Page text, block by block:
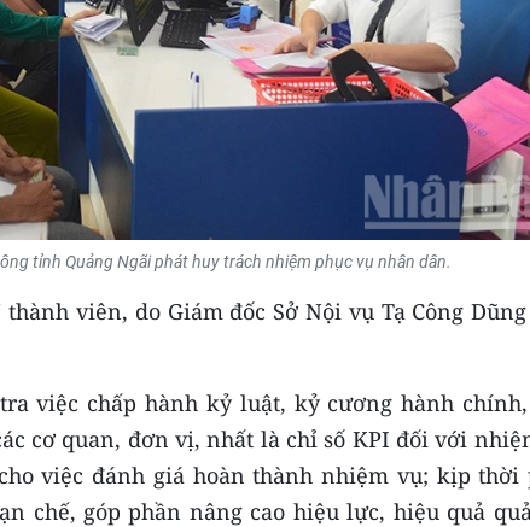
tỉnh Quảng Ngãi phát huy trách nhiệm phục vụ nhân dân.
viên, do Giám đốc Sở Nội vụ Tạ Công
việc chấp hành kỷ luật, kỷ cương hành
cơ quan, đơn vị, nhất là chỉ số KPI đối với
việc đánh giá hoàn thành nhiệm vụ; kịp thời
chế, góp phần nâng cao hiệu lực, hiệu quả